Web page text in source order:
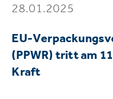
28.01.2025
EU-
(PPWR) tritt am
Kraft